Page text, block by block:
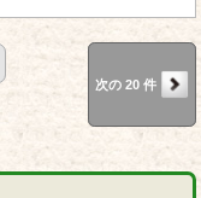
次の 20 件